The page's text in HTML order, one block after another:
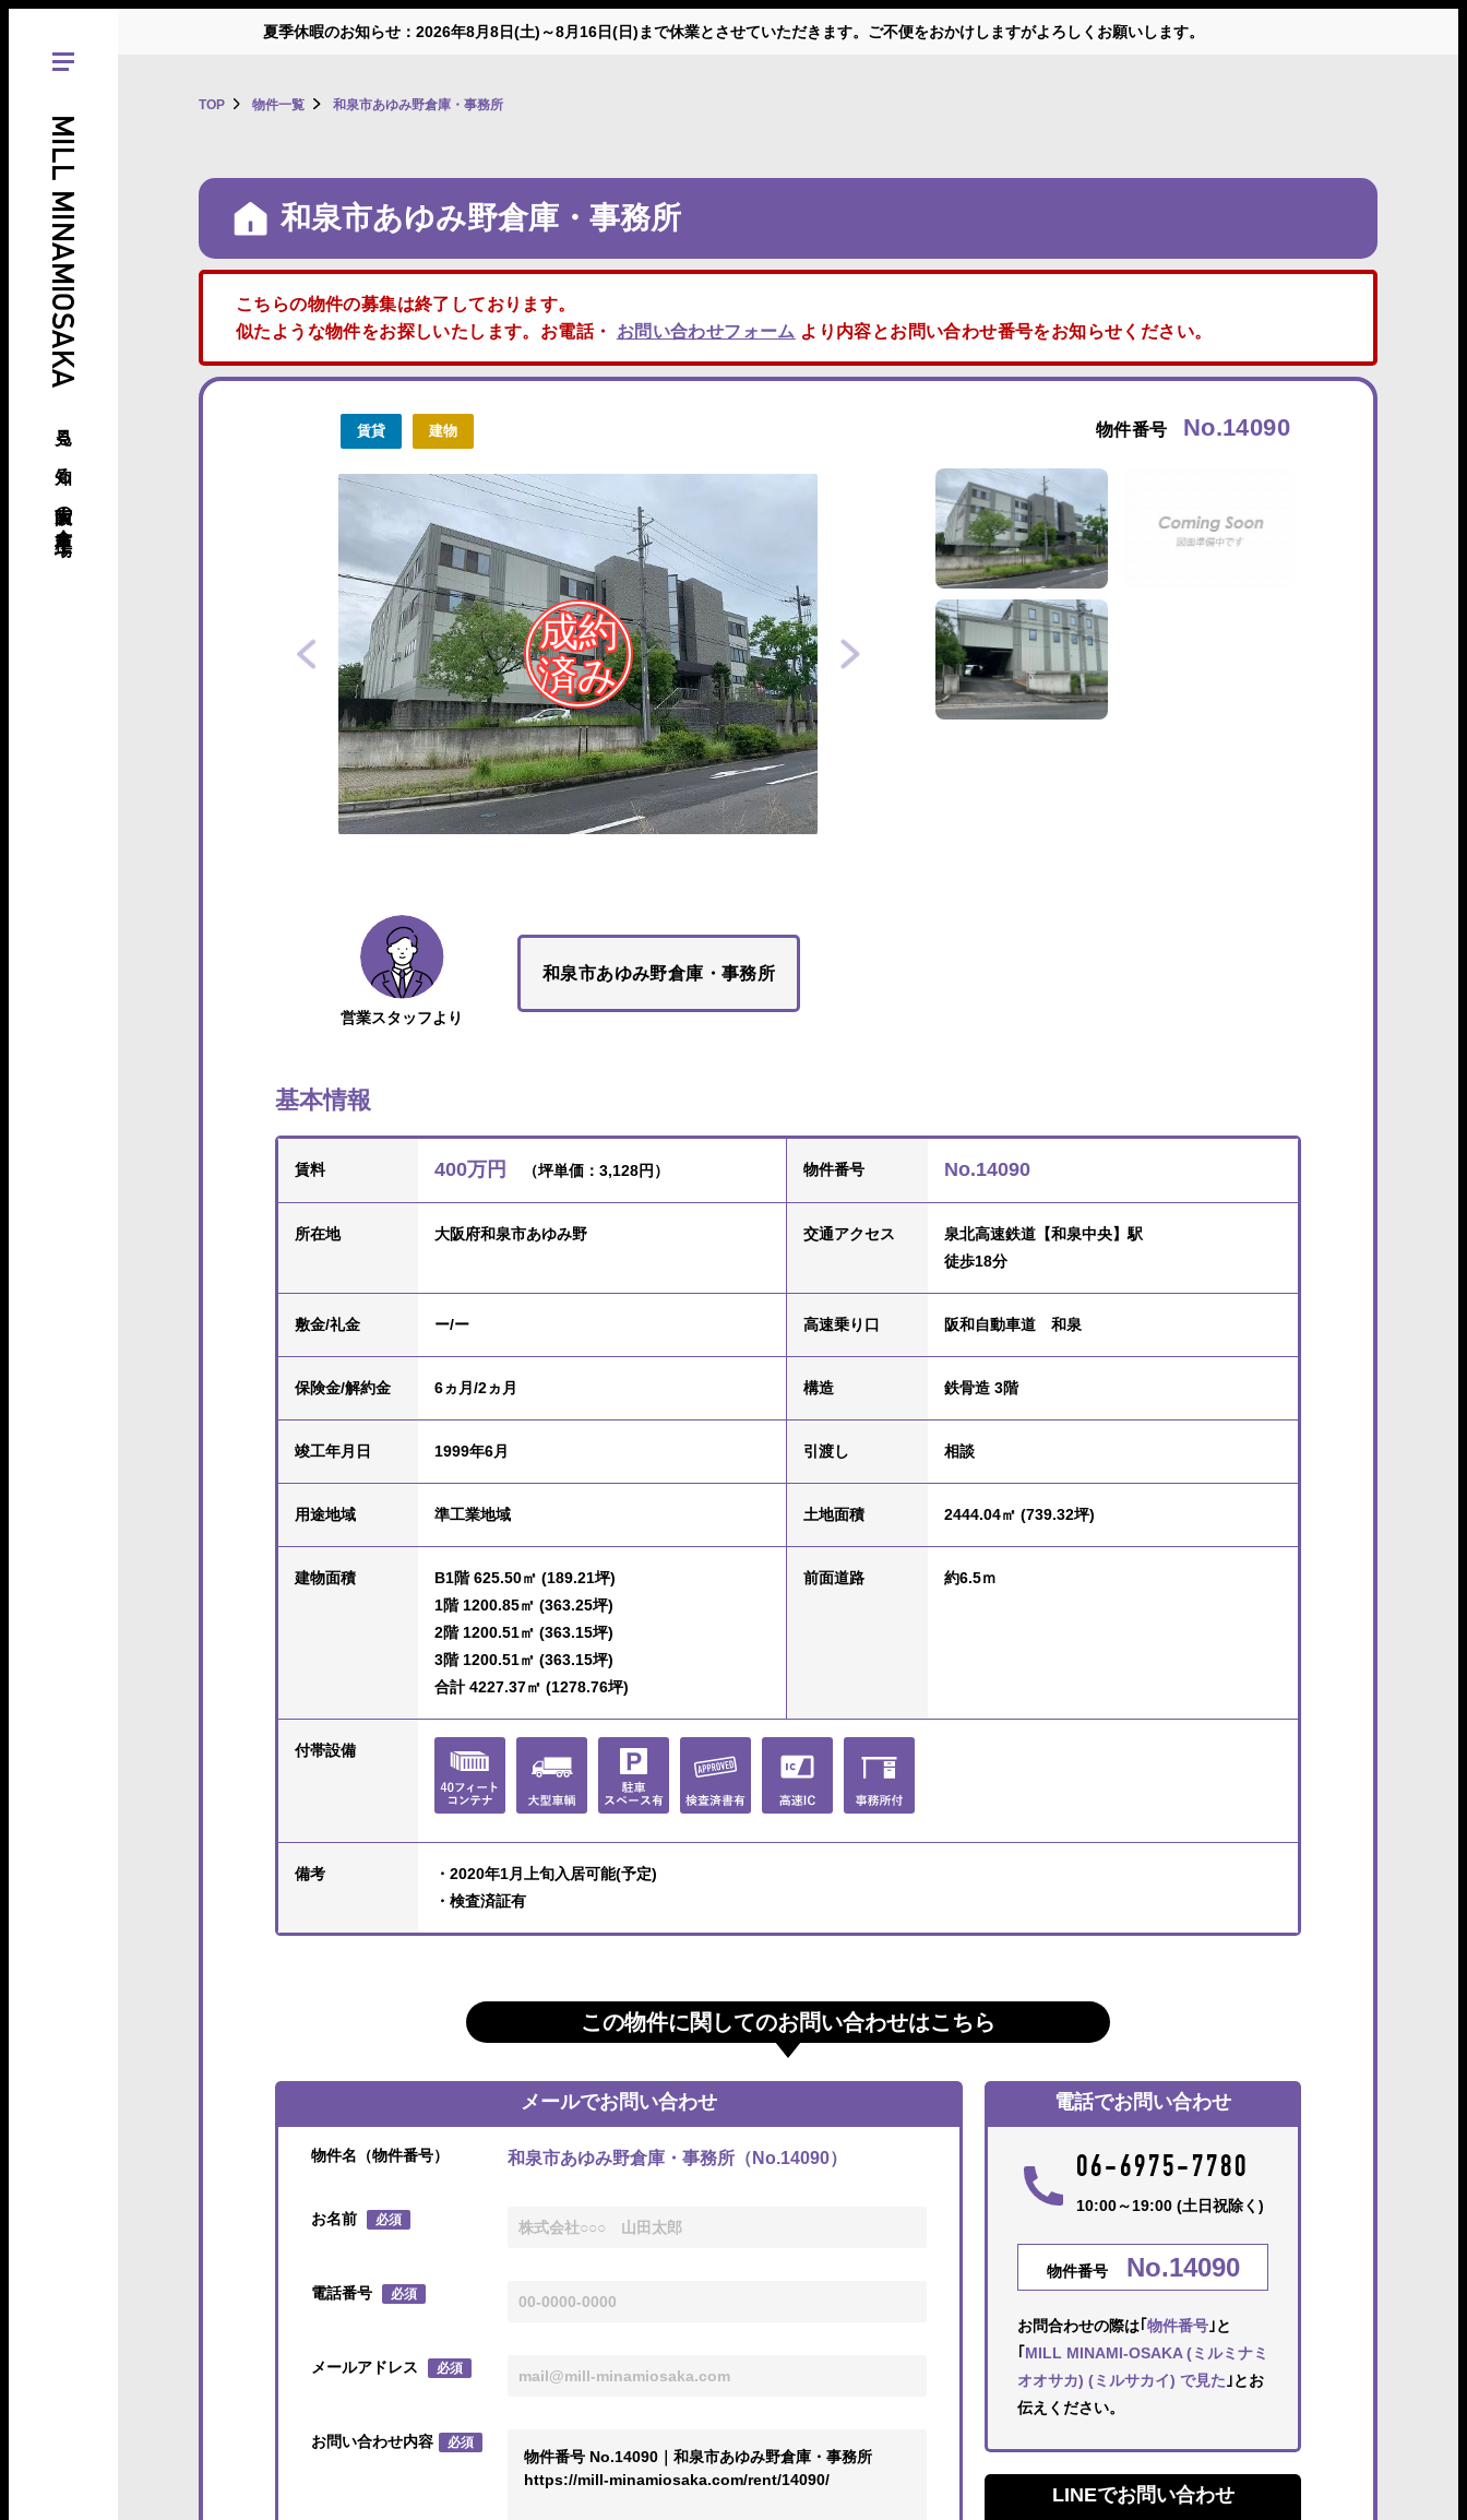
夏季休暇のお知らせ：2026年8月8日(土)～8月16日(日)まで休業とさせていただきます。ご不便をおかけしますがよろしくお願いします。
MILL MINAMIOSAKA
見る、知る、南大阪の倉庫･工場
TOP 物件一覧 和泉市あゆみ野倉庫・事務所
和泉市あゆみ野倉庫・事務所
こちらの物件の募集は終了しております。
似たような物件をお探しいたします。お電話・ お問い合わせフォーム より内容とお問い合わせ番号をお知らせください。
賃貸 建物 物件番号 No.14090
営業スタッフより
和泉市あゆみ野倉庫・事務所
基本情報
賃料 400万円 （坪単価：3,128円） 物件番号 No.14090
所在地 大阪府和泉市あゆみ野 交通アクセス
泉北高速鉄道【和泉中央】駅
徒歩18分
敷金/礼金 ー/ー 高速乗り口 阪和自動車道 和泉
保険金/解約金 6ヵ月/2ヵ月 構造 鉄骨造 3階
竣工年月日 1999年6月 引渡し 相談
用途地域 準工業地域 土地面積 2444.04㎡ (739.32坪)
建物面積
B1階 625.50㎡ (189.21坪)
1階 1200.85㎡ (363.25坪)
2階 1200.51㎡ (363.15坪)
3階 1200.51㎡ (363.15坪)
合計 4227.37㎡ (1278.76坪)
前面道路 約6.5ｍ
付帯設備
備考
・2020年1月上旬入居可能(予定)
・検査済証有
この物件に関してのお問い合わせはこちら
メールでお問い合わせ
物件名（物件番号） 和泉市あゆみ野倉庫・事務所（No.14090）
お名前 必須
電話番号 必須
メールアドレス 必須
お問い合わせ内容 必須
電話でお問い合わせ
06-6975-7780
10:00～19:00 (土日祝除く)
物件番号 No.14090
お問合わせの際は｢ 物件番号 ｣と
MILL MINAMI-OSAKA (ミルミナミ
オオサカ) (ミルサカイ) で見た ｣とお
伝えください。
LINEでお問い合わせ